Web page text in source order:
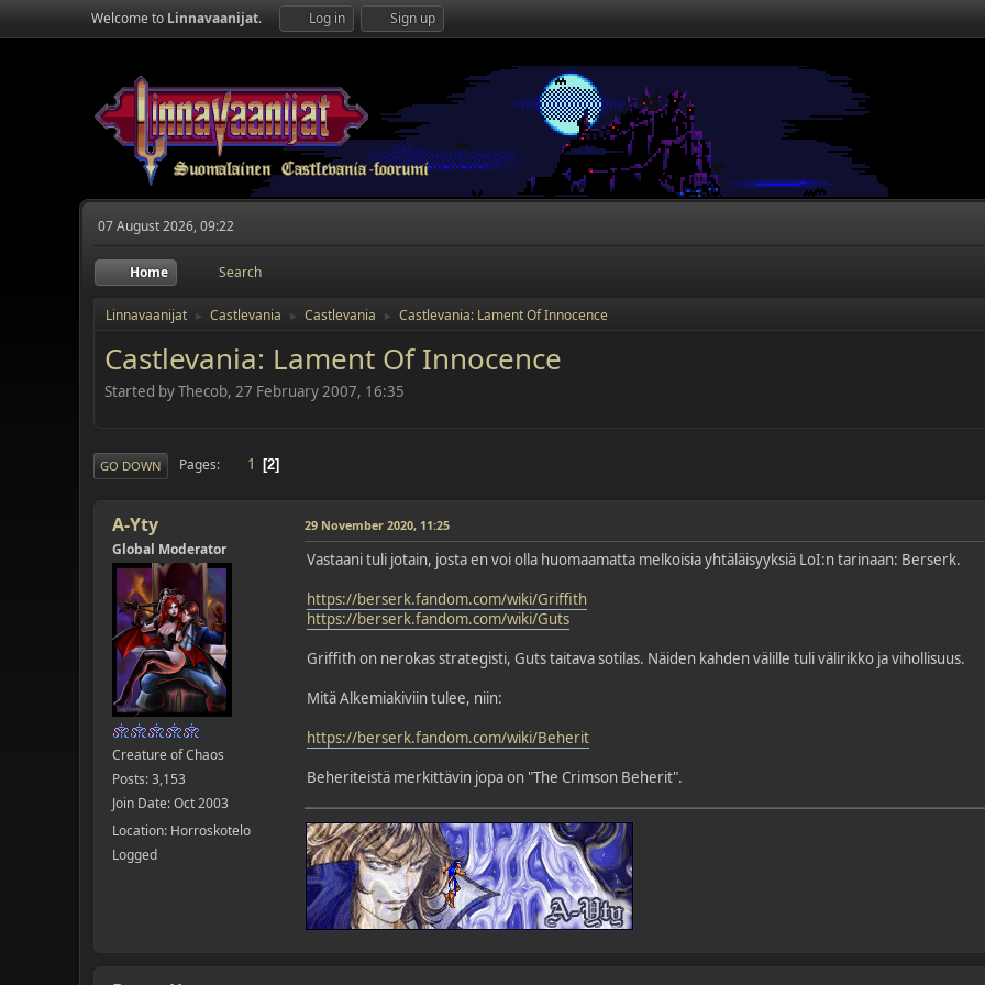
Welcome to Linnavaanijat. Log in Sign up
07 August 2026, 09:22
Home Search
Linnavaanijat ► Castlevania ► Castlevania ► Castlevania: Lament Of Innocence
Castlevania: Lament Of Innocence
Started by Thecob, 27 February 2007, 16:35
GO DOWN Pages 1 2
A-Yty
Global Moderator
Creature of Chaos
Posts: 3,153
Join Date: Oct 2003
Location: Horroskotelo
Logged
29 November 2020, 11:25
Vastaani tuli jotain, josta en voi olla huomaamatta melkoisia yhtäläisyyksiä LoI:n tarinaan: Berserk.
https://berserk.fandom.com/wiki/Griffith
https://berserk.fandom.com/wiki/Guts
Griffith on nerokas strategisti, Guts taitava sotilas. Näiden kahden välille tuli välirikko ja vihollisuus.
Mitä Alkemiakiviin tulee, niin:
https://berserk.fandom.com/wiki/Beherit
Beheriteistä merkittävin jopa on "The Crimson Beherit".